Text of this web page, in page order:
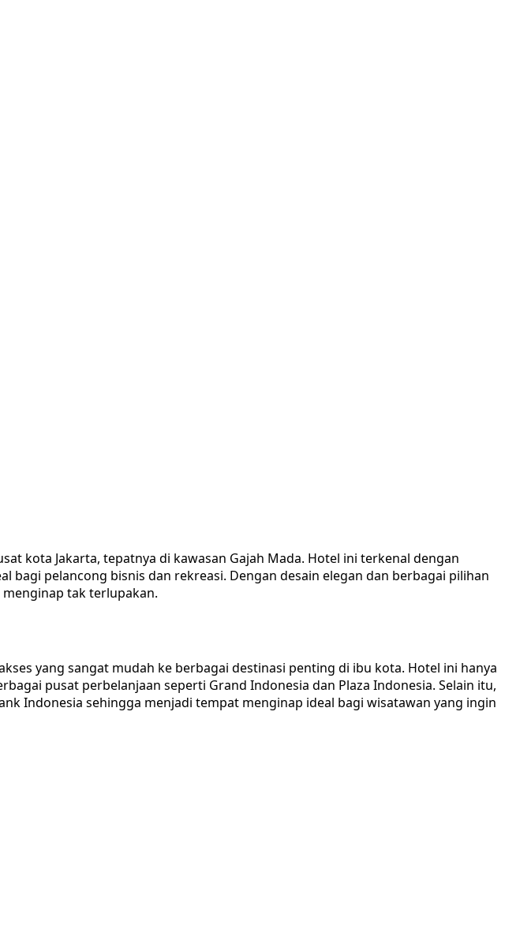
kota Jakarta, tepatnya di kawasan Gajah Mada. Hotel ini terkenal dengan
bagi pelancong bisnis dan rekreasi. Dengan desain elegan dan berbagai pilihan
menginap tak terlupakan.
yang sangat mudah ke berbagai destinasi penting di ibu kota. Hotel ini hanya
pusat perbelanjaan seperti Grand Indonesia dan Plaza Indonesia. Selain itu,
Indonesia sehingga menjadi tempat menginap ideal bagi wisatawan yang ingin